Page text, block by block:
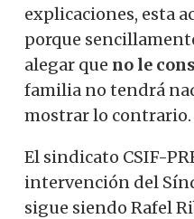
explicaciones, esta
porque
alegar que no le
familia no tendrá
mostrar lo contrario.
El sindicato CSIF-
intervención del
sigue siendo Rafel